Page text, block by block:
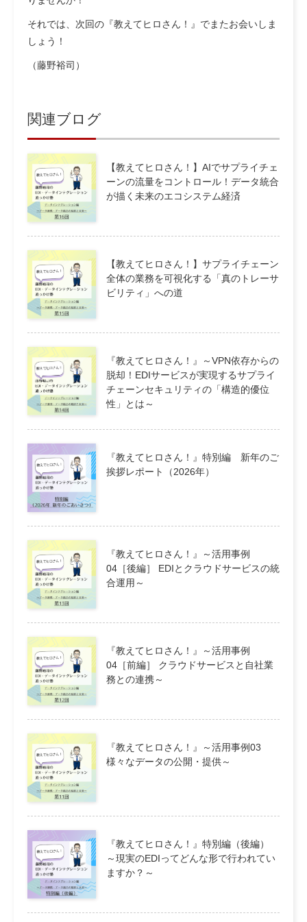
それでは、次回の『教えてヒロさん！』でまたお会いしま
しょう！
（藤野裕司）
関連ブログ
【教えてヒロさん！】AIでサプライチェ
ーンの流量をコントロール！データ統合
が描く未来のエコシステム経済
【教えてヒロさん！】サプライチェーン
全体の業務を可視化する「真のトレーサ
ビリティ」への道
『教えてヒロさん！』～VPN依存からの
脱却！EDIサービスが実現するサプライ
チェーンセキュリティの「構造的優位
性」とは～
『教えてヒロさん！』特別編 新年のご
挨拶レポート（2026年）
『教えてヒロさん！』～活用事例
04［後編］ EDIとクラウドサービスの統
合運用～
『教えてヒロさん！』～活用事例
04［前編］ クラウドサービスと自社業
務との連携～
『教えてヒロさん！』～活用事例03
様々なデータの公開・提供～
『教えてヒロさん！』特別編（後編）
～現実のEDIってどんな形で行われてい
ますか？～